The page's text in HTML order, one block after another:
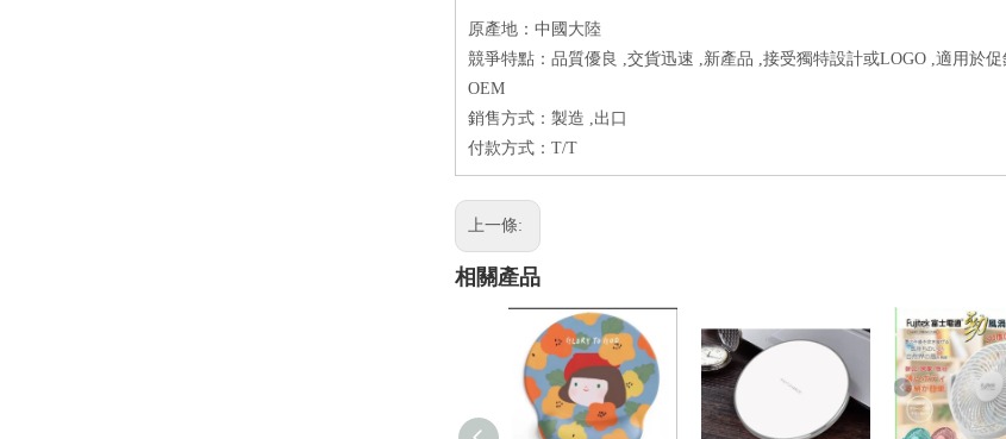
原產地：中國大陸
競爭特點：品質優良 ,交貨迅速 ,新產品 ,接受獨特設計或LOGO ,適用於
OEM
銷售方式：製造 ,出口
付款方式：T/T
上一條:
相關產品